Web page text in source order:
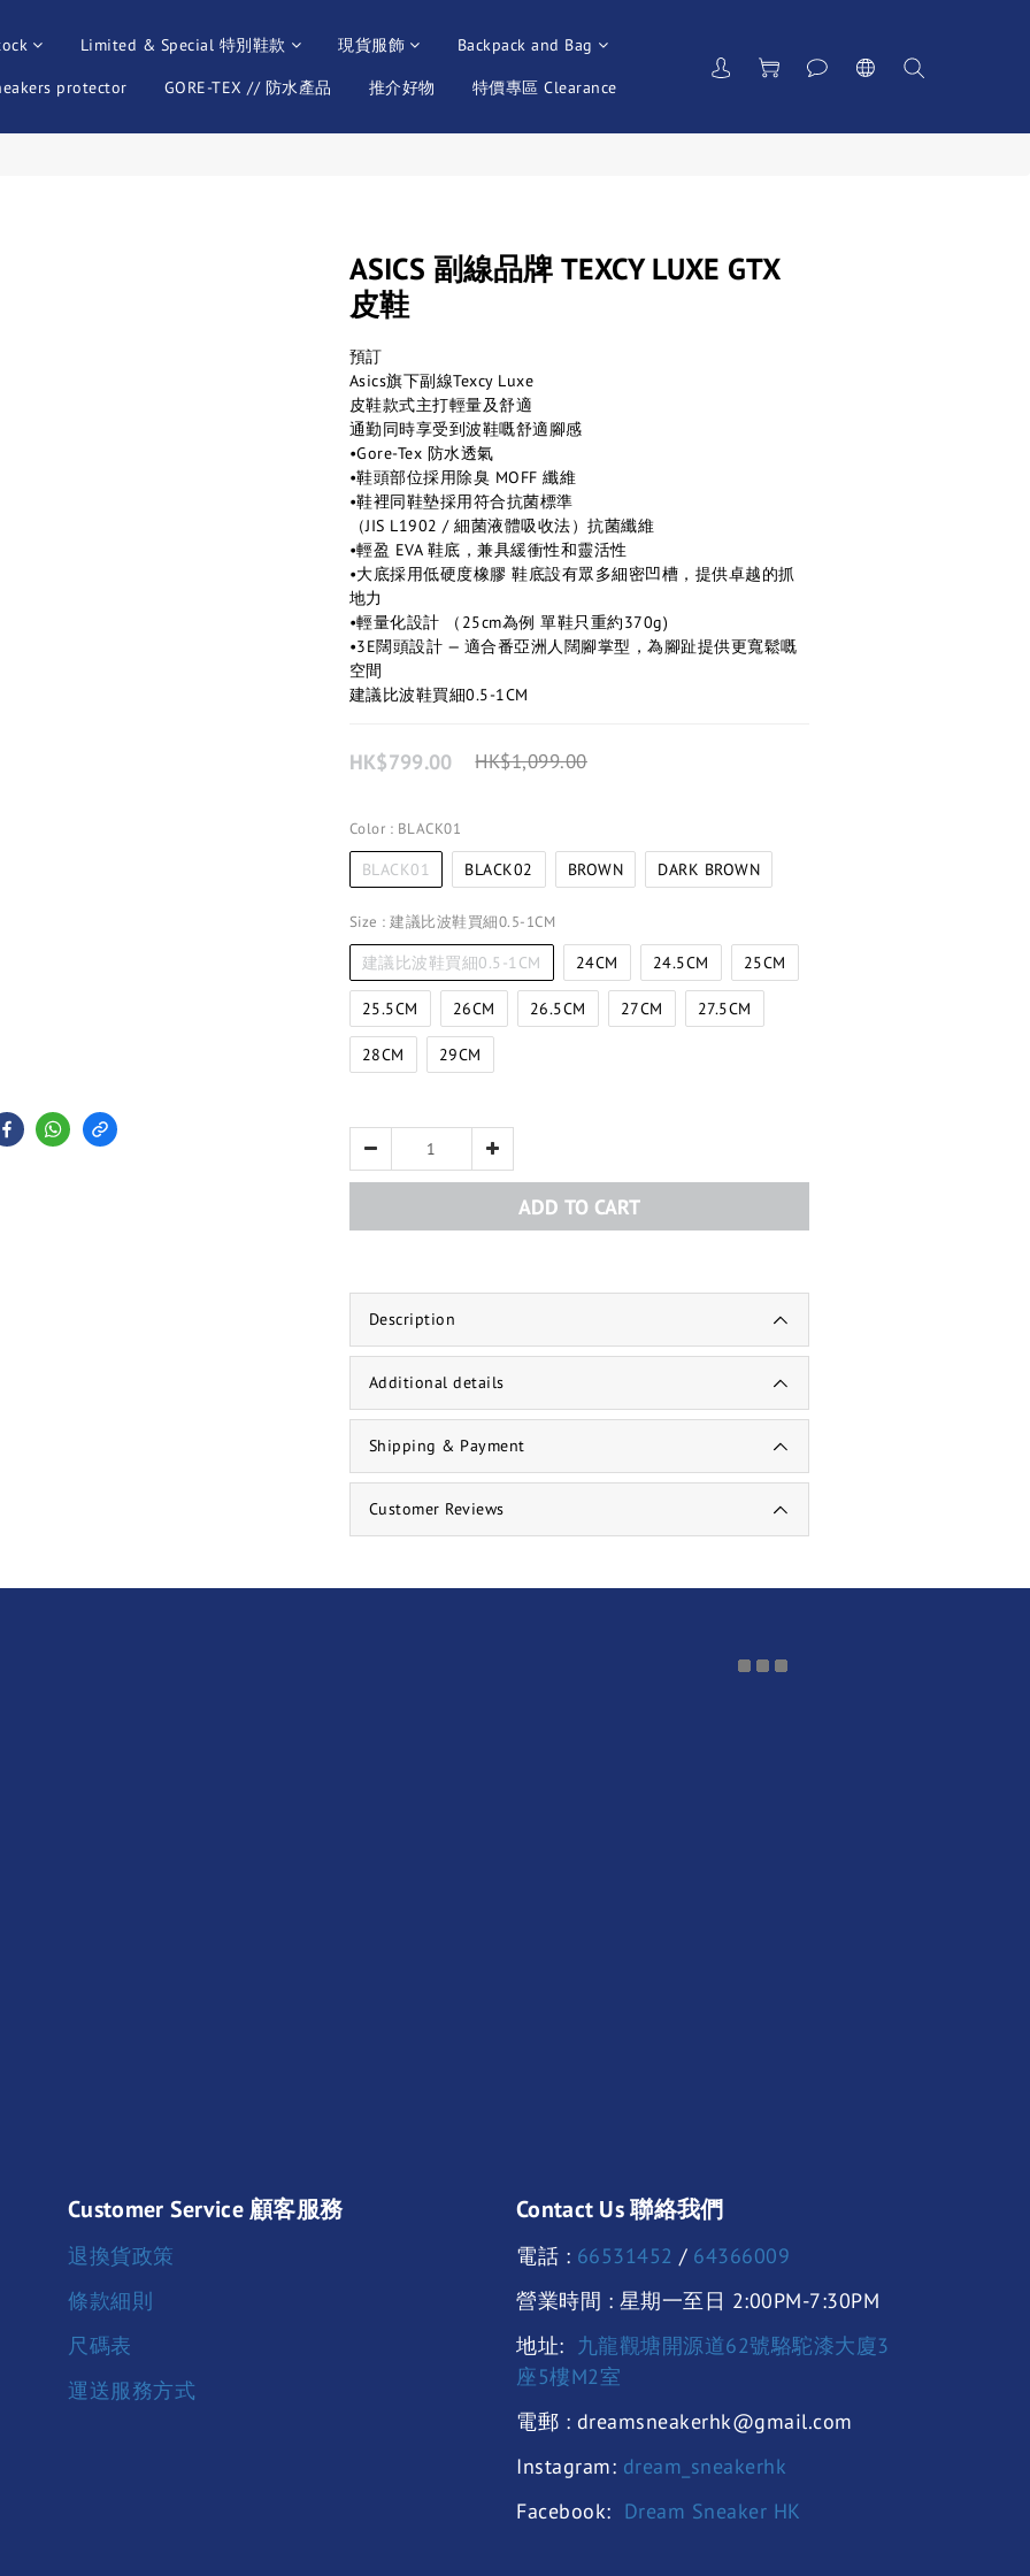
Limited & Special 特別鞋款 現貨服飾 Backpack and Bag
protector GORE-TEX // 防水產品 推介好物 特價專區 Clearance
ASICS 副線品牌 TEXCY LUXE GTX
皮鞋
預訂
Asics旗下副線Texcy Luxe
皮鞋款式主打輕量及舒適
通勤同時享受到波鞋嘅舒適腳感
•Gore-Tex 防水透氣
•鞋頭部位採用除臭 MOFF 纖維
•鞋裡同鞋墊採用符合抗菌標準
（JIS L1902 / 細菌液體吸收法）抗菌纖維
•輕盈 EVA 鞋底，兼具緩衝性和靈活性
•大底採用低硬度橡膠 鞋底設有眾多細密凹槽，提供卓越的抓
地力
•輕量化設計 （25cm為例 單鞋只重約370g)
•3E闊頭設計 — 適合番亞洲人闊腳掌型，為腳趾提供更寬鬆嘅
空間
建議比波鞋買細0.5-1CM
HK$799.00 HK$1,099.00
Color : BLACK01
BLACK01 BLACK02 BROWN DARK BROWN
Size : 建議比波鞋買細0.5-1CM
建議比波鞋買細0.5-1CM 24CM 24.5CM 25CM
25.5CM 26CM 26.5CM 27CM 27.5CM
28CM 29CM
ADD TO CART
Description
Additional details
Shipping & Payment
Customer Reviews
Customer Service 顧客服務
退換貨政策
條款細則
尺碼表
運送服務方式
Contact Us 聯絡我們
電話 : 66531452 / 64366009
營業時間 : 星期一至日 2:00PM-7:30PM
地址:
九龍觀塘開源道62號駱駝漆大廈3
座5樓M2室
電郵 : dreamsneakerhk@gmail.com
Instagram: dream_sneakerhk
Facebook: Dream Sneaker HK